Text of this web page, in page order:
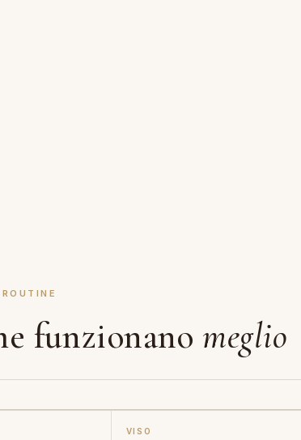
funzionano meglio
VISO